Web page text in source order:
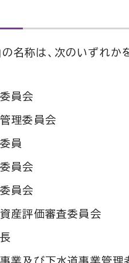
の名称は、次のいずれか
員会
理委員会
員
員会
員会
産評価審査委員会
業及び下水道事業管理